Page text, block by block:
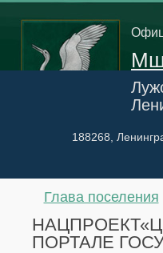
188268,
Глава поселения
ПОРТАЛЕ